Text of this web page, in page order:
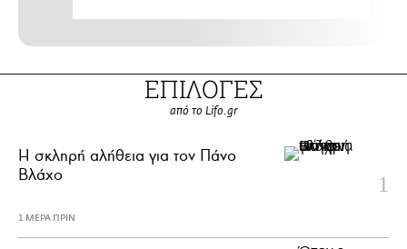
ΕΠΙΛΟΓΕΣ
από το Lifo.gr
H σκληρή αλήθεια για τον Πάνο
Βλάχο
1 ΜΕΡΑ ΠΡΙΝ